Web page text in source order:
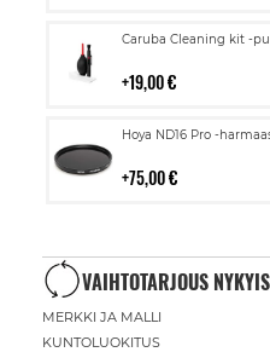
Caruba Cleaning kit -
19,00 €
Lisää
Hoya ND16 Pro -
75,00 €
Lisää
VAIHTOTARJOUS
MERKKI JA MALLI
KUNTOLUOKITUS